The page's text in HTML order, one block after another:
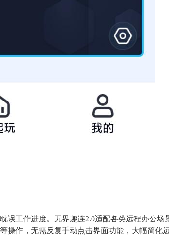
工作进度。无界趣连2.0适配各类远程办公
作，无需反复手动点击界面功能，大幅简化